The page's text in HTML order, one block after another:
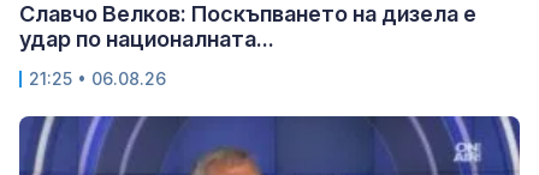
Славчо Велков: Поскъпването на дизела е
удар по националната...
21:25 • 06.08.26